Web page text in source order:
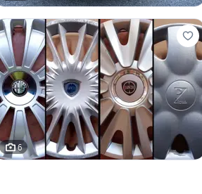
6